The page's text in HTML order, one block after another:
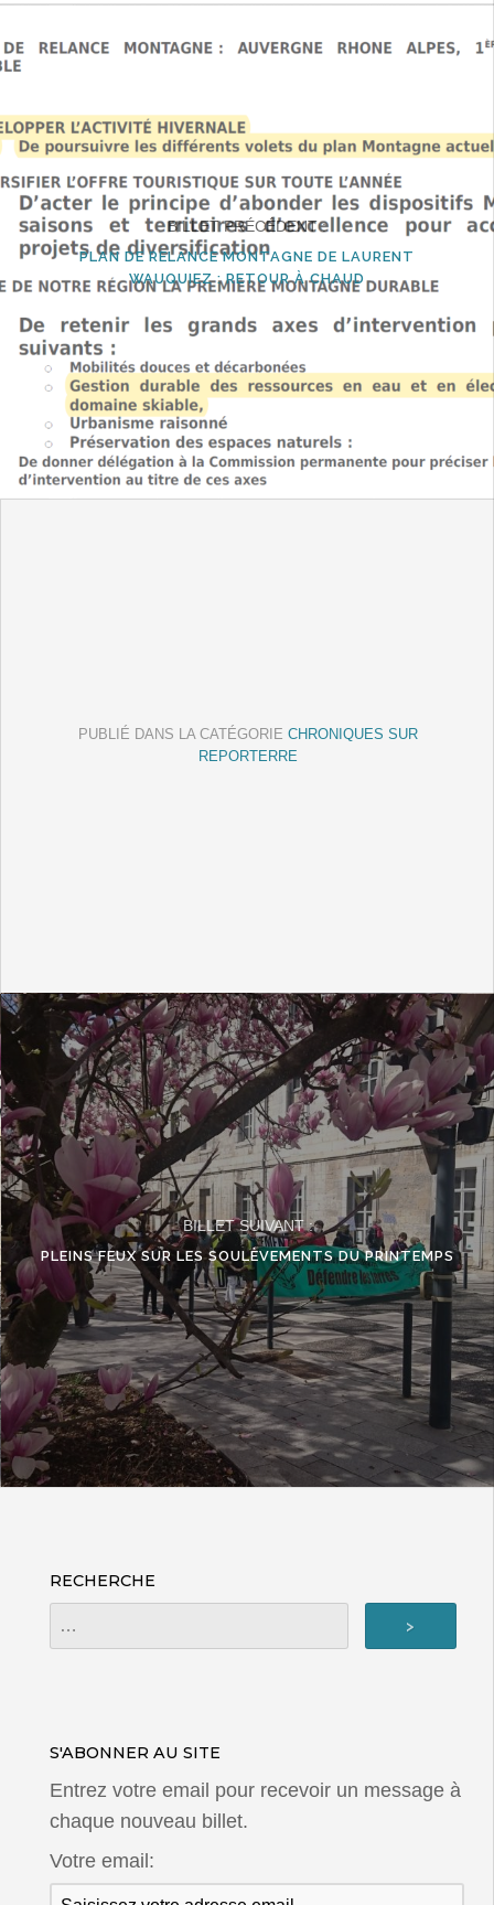
BILLET PRÉCÉDENT :
PLAN DE RELANCE MONTAGNE DE LAURENT
WAUQUIEZ : RETOUR À CHAUD
PUBLIÉ DANS LA CATÉGORIE CHRONIQUES SUR
REPORTERRE
BILLET SUIVANT :
PLEINS FEUX SUR LES SOULÈVEMENTS DU PRINTEMPS
RECHERCHE
S'ABONNER AU SITE
Entrez votre email pour recevoir un message à
chaque nouveau billet.
Votre email: